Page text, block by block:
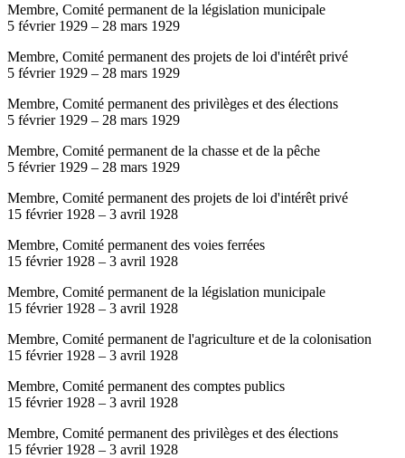
Membre, Comité permanent de la législation municipale
5 février 1929 – 28 mars 1929
Membre, Comité permanent des projets de loi d'intérêt privé
5 février 1929 – 28 mars 1929
Membre, Comité permanent des privilèges et des élections
5 février 1929 – 28 mars 1929
Membre, Comité permanent de la chasse et de la pêche
5 février 1929 – 28 mars 1929
Membre, Comité permanent des projets de loi d'intérêt privé
15 février 1928 – 3 avril 1928
Membre, Comité permanent des voies ferrées
15 février 1928 – 3 avril 1928
Membre, Comité permanent de la législation municipale
15 février 1928 – 3 avril 1928
Membre, Comité permanent de l'agriculture et de la colonisation
15 février 1928 – 3 avril 1928
Membre, Comité permanent des comptes publics
15 février 1928 – 3 avril 1928
Membre, Comité permanent des privilèges et des élections
15 février 1928 – 3 avril 1928